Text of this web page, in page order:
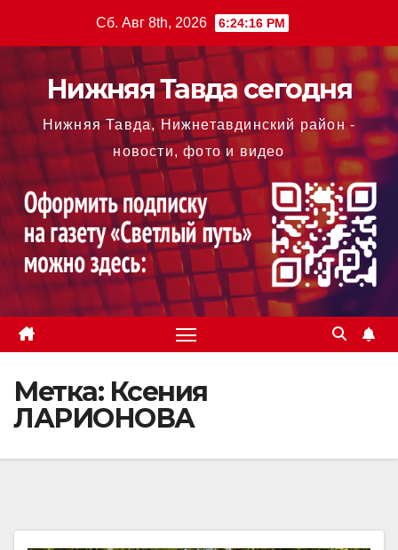
содержимому
Сб. Авг 8th, 2026 6:24:18 PM
Нижняя Тавда сегодня
Нижняя Тавда, Нижнетавдинский район -
новости, фото и видео
Метка: Ксения
ЛАРИОНОВА